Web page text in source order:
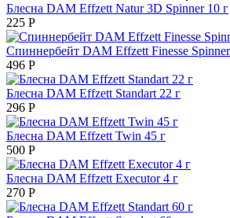
Блесна DAM Effzett Natur 3D Spinner 10 г
225 Р
Спиннербейт DAM Effzett Finesse
496 Р
Блесна DAM Effzett Standart 22 г
296 Р
Блесна DAM Effzett Twin 45 г
500 Р
Блесна DAM Effzett Executor 4 г
270 Р